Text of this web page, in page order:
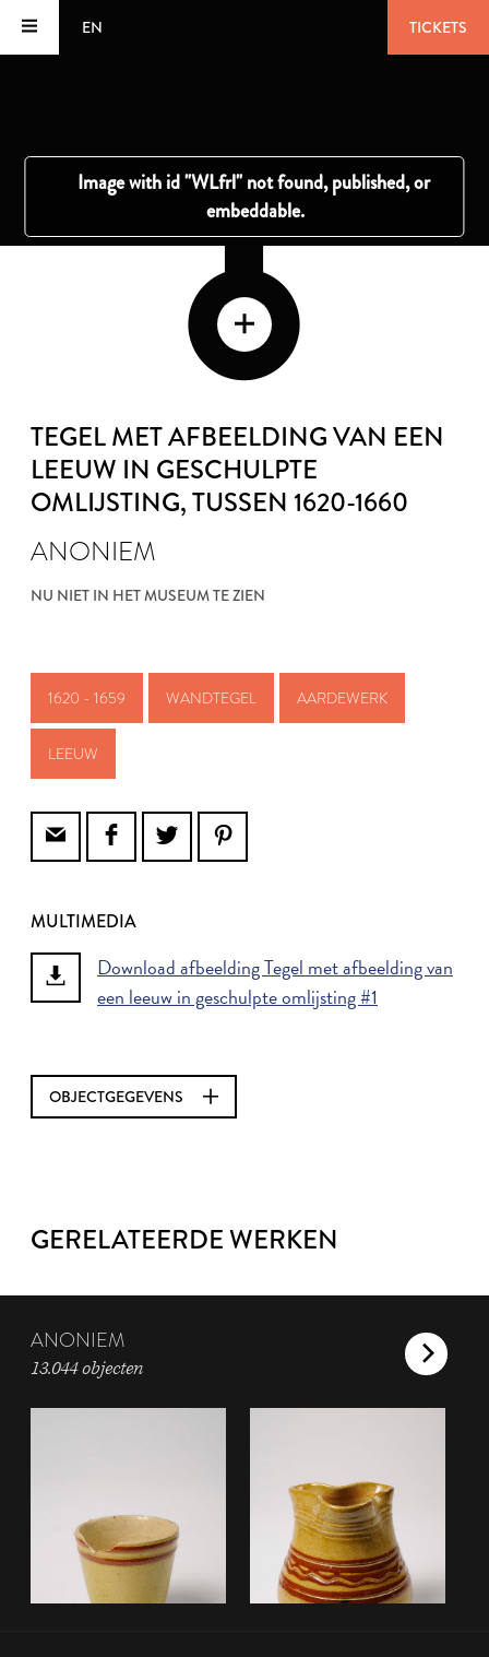
EN TICKETS
TEGEL MET AFBEELDING VAN EEN
LEEUW IN GESCHULPTE
OMLIJSTING, TUSSEN 1620-1660
ANONIEM
NU NIET IN HET MUSEUM TE ZIEN
1620 - 1659 WANDTEGEL AARDEWERK
LEEUW
MULTIMEDIA
Download afbeelding Tegel met afbeelding van
een leeuw in geschulpte omlijsting #1
OBJECTGEGEVENS
GERELATEERDE WERKEN
ANONIEM
13.044 objecten